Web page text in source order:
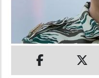
IMPRESO